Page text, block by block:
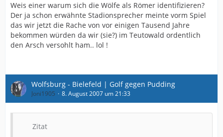
Weis einer warum sich die Wölfe als Römer identifizieren?
Der ja schon erwähnte Stadionsprecher meinte vorm Spiel
das wir jetzt die Rache von vor einigen Tausend Jahre
bekommen würden da wir (sie?) im Teutowald ordentlich
den Arsch versohlt ham.. lol !
Wolfsburg - Bielefeld | Golf gegen Pudding
Joni1905 8. August 2007 um 21:33
Zitat